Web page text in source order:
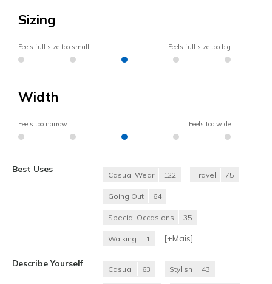
Sizing
Feels full size too small Feels full size too big
Width
Feels too narrow Feels too wide
Best Uses
Casual Wear 122 Travel 75
Going Out 64
Special Occasions 35
Walking 1 [+Mais]
Describe Yourself
Casual 63 Stylish 43